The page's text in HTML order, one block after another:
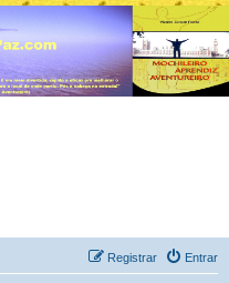
Entrar
Registrar